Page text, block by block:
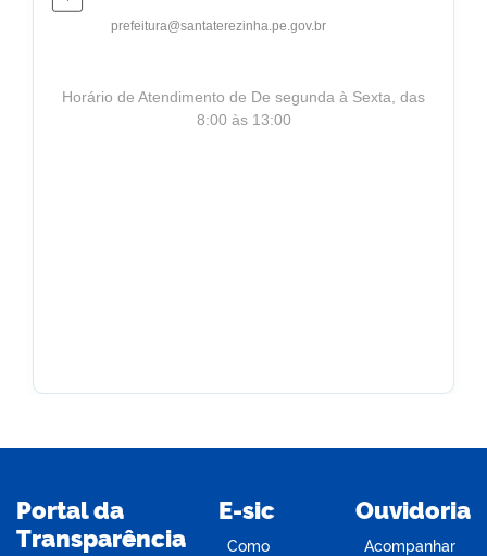
prefeitura@santaterezinha.pe.gov.br
Horário de Atendimento de De segunda à Sexta, das
8:00 às 13:00
Portal da
Transparência
E-sic
Como
Ouvidoria
Acompanhar